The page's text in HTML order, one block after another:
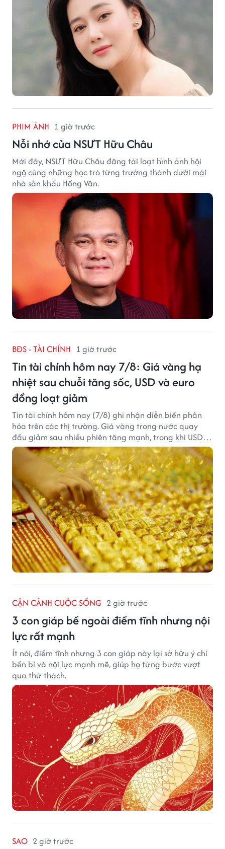
PHIM ẢNH 1 giờ trước
Nỗi nhớ của NSƯT Hữu Châu
Mới đây, NSƯT Hữu Châu đăng tải loạt hình ảnh hội
ngộ cùng những học trò từng trưởng thành dưới mái
nhà sân khấu Hồng Vân.
BĐS - TÀI CHÍNH 1 giờ trước
Tin tài chính hôm nay 7/8: Giá vàng hạ
nhiệt sau chuỗi tăng sốc, USD và euro
đồng loạt giảm
Tin tài chính hôm nay (7/8) ghi nhận diễn biến phân
hóa trên các thị trường. Giá vàng trong nước quay
đầu giảm sau nhiều phiên tăng mạnh, trong khi USD
tại ngân hàng tiếp tục suy yếu dù tỷ giá trung tâm lập
đỉnh mới.
CẬN CẢNH CUỘC SỐNG 2 giờ trước
3 con giáp bề ngoài điềm tĩnh nhưng nội
lực rất mạnh
Ít nói, điềm tĩnh nhưng 3 con giáp này lại sở hữu ý chí
bền bỉ và nội lực mạnh mẽ, giúp họ từng bước vượt
qua thử thách.
SAO 2 giờ trước